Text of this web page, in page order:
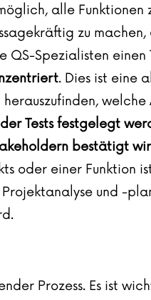
alle
zu machen,
QS-Spezialisten einen
. Dies ist eine
Tests festgelegt
bestätigt
oder einer Funktion
und -
Prozess. Es ist